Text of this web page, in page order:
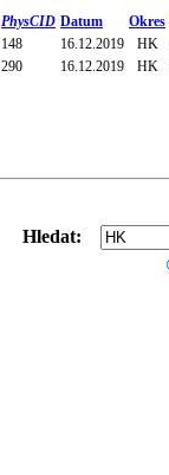
PhysCID Datum Okres
148 16.12.2019 HK
290 16.12.2019 HK
Hledat: